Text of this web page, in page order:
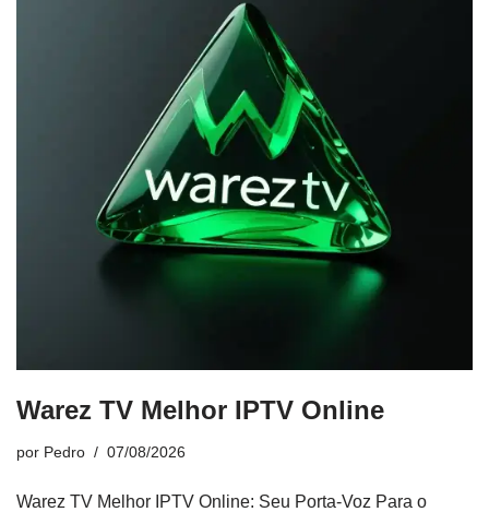
Warez TV Melhor IPTV Online
por Pedro 07/08/2026
Warez TV Melhor IPTV Online: Seu Porta-Voz Para o